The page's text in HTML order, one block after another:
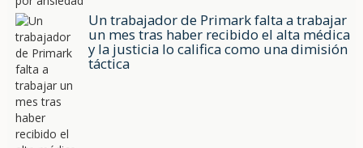
Un trabajador de Primark falta a trabajar
un mes tras haber recibido el alta médica
y la justicia lo califica como una dimisión
táctica